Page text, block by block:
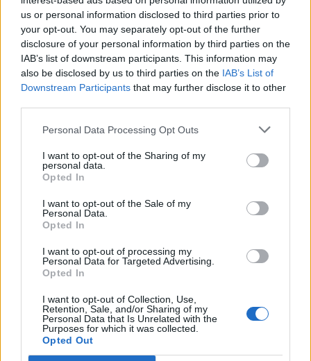
us or personal information disclosed to third parties prior to
your opt-out. You may separately opt-out of the further
disclosure of your personal information by third parties on the
IAB’s list of downstream participants. This information may
also be disclosed by us to third parties on the IAB’s List of
Downstream Participants that may further disclose it to other
Personal Data Processing Opt Outs
I want to opt-out of the Sharing of my
personal data.
Opted In
I want to opt-out of the Sale of my
Personal Data.
Opted In
I want to opt-out of processing my
Personal Data for Targeted Advertising.
Opted In
I want to opt-out of Collection, Use,
Retention, Sale, and/or Sharing of my
Personal Data that Is Unrelated with the
Purposes for which it was collected.
Opted Out
ΠΕΡΙΣΣΌΤΕΡΑ ΣΕ ΑΥΤΉ ΤΗΝ ΚΑΤΗΓΟΡΊΑ
συνεχόμενη χρονιά η
Vodafone Ελλάδος
Υπηρεσίες υψηλού
BNB